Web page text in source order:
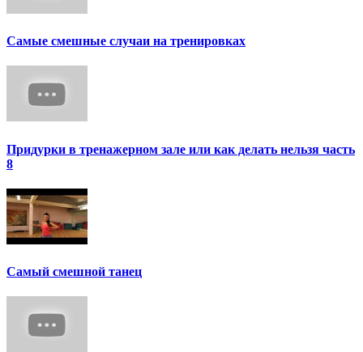
Самые смешные случаи на тренировках
Придурки в тренажерном зале или как делать нельзя часть
8
Самый смешной танец